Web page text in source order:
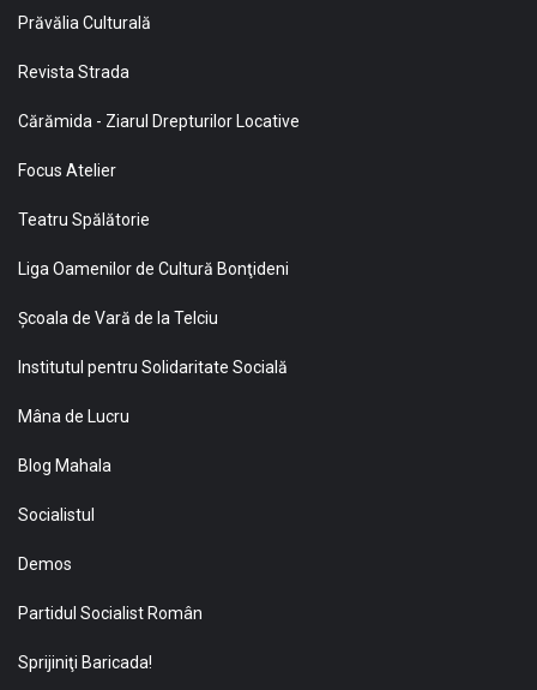
Prăvălia Culturală
Revista Strada
Cărămida - Ziarul Drepturilor Locative
Focus Atelier
Teatru Spălătorie
Liga Oamenilor de Cultură Bonţideni
Şcoala de Vară de la Telciu
Institutul pentru Solidaritate Socială
Mâna de Lucru
Blog Mahala
Socialistul
Demos
Partidul Socialist Român
Sprijiniţi Baricada!